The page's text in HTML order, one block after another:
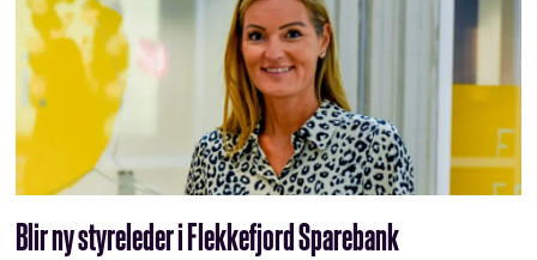
Blir ny styreleder i Flekkefjord Sparebank